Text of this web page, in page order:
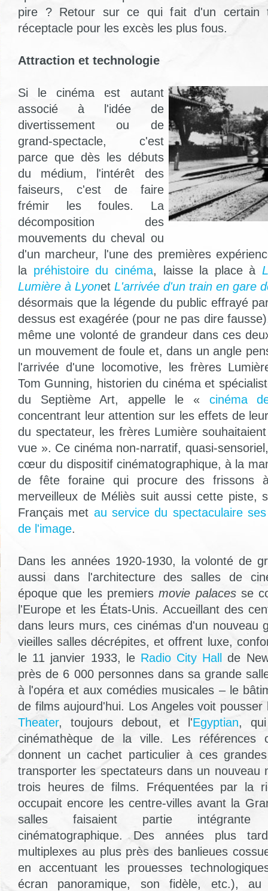
pire ? Retour sur ce qui fait d'un certain
réceptacle pour les excès les plus fous.
Attraction et technologie
Si le cinéma est autant
associé à l'idée de
divertissement ou de
grand-spectacle, c'est
parce que dès les débuts
du médium, l'intérêt des
faiseurs, c'est de faire
frémir les foules. La
décomposition des
mouvements du cheval ou
d'un marcheur, l'une des premières
la préhistoire du cinéma, laisse la place à
Lumière à Lyonet L'arrivée d'un train en gare
désormais que la légende du public effrayé
dessus est exagérée (pour ne pas dire
même une volonté de grandeur dans ces
un mouvement de foule et, dans un angle
l'arrivée d'une locomotive, les frères
Tom Gunning, historien du cinéma et
du Septième Art, appelle le « cinéma
concentrant leur attention sur les effets de
du spectateur, les frères Lumière
vue ». Ce cinéma non-narratif, quasi-
cœur du dispositif cinématographique, à la
de fête foraine qui procure des frissons
merveilleux de Méliès suit aussi cette piste,
Français met au service du spectaculaire
de l'image.
Dans les années 1920-1930, la volonté de
aussi dans l'architecture des salles de
époque que les premiersmovie palacesse
l'Europe et les États-Unis. Accueillant des
dans leurs murs, ces cinémas d'un nouveau
vieilles salles décrépites, et offrent luxe,
le 11 janvier 1933, le Radio City Hall
de
près de 6 000 personnes dans sa grande
à l'opéra et aux comédies musicales – le
de films aujourd'hui. Los Angeles voit
Theater, toujours debout, et l'Egyptian, qui
cinémathèque de la ville. Les références
donnent un cachet particulier à ces
transporter les spectateurs dans un nouveau
trois heures de films. Fréquentées par la
occupait encore les centre-villes avant la
salles faisaient partie intégrante
cinématographique. Des années plus
multiplexes au plus près des banlieues
en accentuant les prouesses
écran panoramique, son fidèle, etc.),